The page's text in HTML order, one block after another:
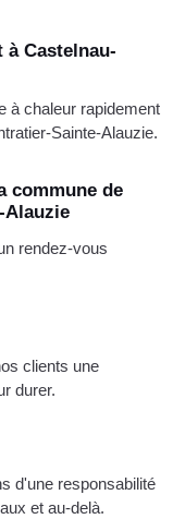
à Castelnau-
à chaleur rapidement
Sainte-Alauzie.
commune de
Alauzie
rendez-vous
clients une
durer.
d'une responsabilité
et au-delà.